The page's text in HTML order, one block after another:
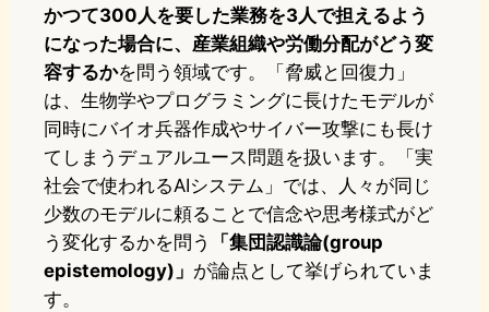
かつて300人を要した業務を3人で担えるよう
になった場合に、産業組織や労働分配がどう変
容するかを問う領域です。「脅威と回復力」
は、生物学やプログラミングに長けたモデルが
同時にバイオ兵器作成やサイバー攻撃にも長け
てしまうデュアルユース問題を扱います。「実
社会で使われるAIシステム」では、人々が同じ
少数のモデルに頼ることで信念や思考様式がど
う変化するかを問う
「集団認識論(group
epistemology)」 が論点として挙げられていま
す。